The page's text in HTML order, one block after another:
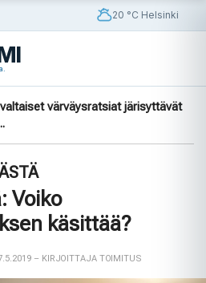
20 °C Helsinki
– Ruotsin loppukesän rituaali
valvontateknologia luo digitaalisen
...
värväysratsiat järisyttävät
viikinkihauta avattiin
– Ruotsin loppukesän rituaali
valvontateknologia luo digitaalisen
...
Voiko
käsittää?
– KIRJOITTAJA TOIMITUS